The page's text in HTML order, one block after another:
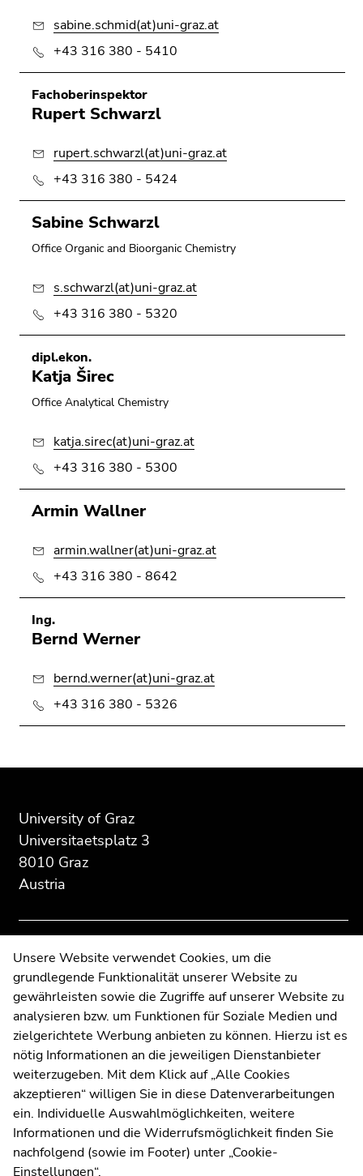
sabine.schmid(at)uni-graz.at
+43 316 380 - 5410
Fachoberinspektor
Rupert Schwarzl
rupert.schwarzl(at)uni-graz.at
+43 316 380 - 5424
Sabine Schwarzl
Office Organic and Bioorganic Chemistry
s.schwarzl(at)uni-graz.at
+43 316 380 - 5320
dipl.ekon.
Katja Širec
Office Analytical Chemistry
katja.sirec(at)uni-graz.at
+43 316 380 - 5300
Armin Wallner
armin.wallner(at)uni-graz.at
+43 316 380 - 8642
Ing.
Bernd Werner
bernd.werner(at)uni-graz.at
+43 316 380 - 5326
page
section:
Additional
University of Graz
Universitaetsplatz 3
8010 Graz
Austria
Contact
Web Editors
Moodle
UNIGRAZonline
Imprint
Data Protection Declaration
Accessibility Declaration
WeatherstationUni Graz
this
page
section.
of
page
sections
this
page
section.
of
page
sections
Unsere Website verwendet Cookies, um die
grundlegende Funktionalität unserer Website zu
gewährleisten sowie die Zugriffe auf unserer Website zu
analysieren bzw. um Funktionen für Soziale Medien und
zielgerichtete Werbung anbieten zu können. Hierzu ist es
nötig Informationen an die jeweiligen Dienstanbieter
weiterzugeben. Mit dem Klick auf „Alle Cookies
akzeptieren“ willigen Sie in diese Datenverarbeitungen
ein. Individuelle Auswahlmöglichkeiten, weitere
Informationen und die Widerrufsmöglichkeit finden Sie
nachfolgend (sowie im Footer) unter „Cookie-
Einstellungen“.